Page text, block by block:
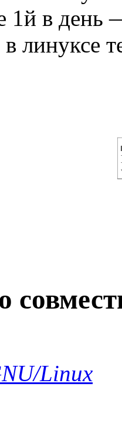
1й в день
в линуксе
Linux